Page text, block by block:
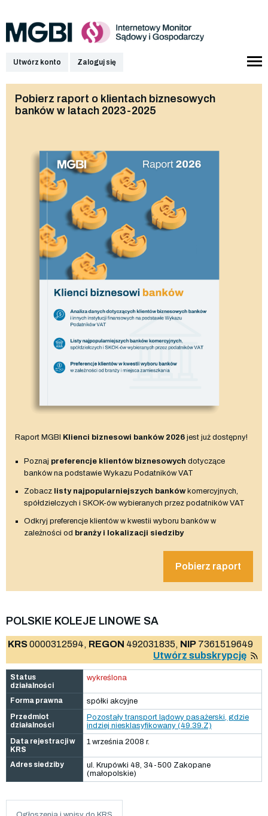
Utwórz konto Zaloguj się
Pobierz raport o klientach biznesowych
banków w latach 2023-2025
Raport MGBI Klienci biznesowi banków 2026 jest już dostępny!
Poznaj preferencje klientów biznesowych dotyczące
banków na podstawie Wykazu Podatników VAT
Zobacz listy najpopularniejszych bankówkomercyjnych,
spółdzielczych i SKOK-ów wybieranych przez podatników VAT
Odkryj preferencje klientów w kwestii wyboru banków w
zależności od branży i lokalizacji siedziby
Pobierz raport
POLSKIE KOLEJE LINOWE SA
KRS0000312594, REGON 492031835, NIP 7361519649
Utwórz subskrypcję
Status
działalności
wykreślona
Forma prawna
spółki akcyjne
Przedmiot
działalności
Pozostały transport lądowy pasażerski, gdzie
indziej niesklasyfikowany (49.39.Z)
Data rejestracji w
KRS
1 września 2008 r.
Adres siedziby
ul. Krupówki 48, 34-500 Zakopane
(małopolskie)